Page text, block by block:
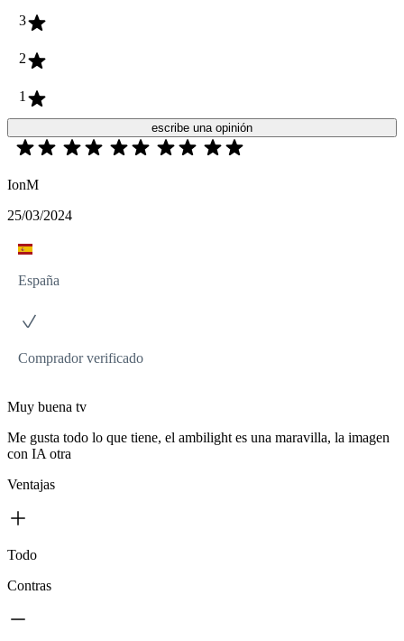
3
2
1
escribe una opinión
IonM
25/03/2024
España
Comprador verificado
Muy buena tv
Me gusta todo lo que tiene, el ambilight es una maravilla, la imagen
con IA otra
Ventajas
Todo
Contras